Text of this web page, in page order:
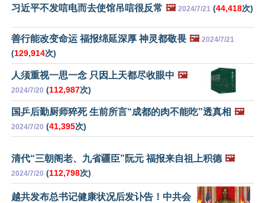
习近平不发唁电而去使馆吊唁很反常 🖼️ 2024/7/21 (44,418次)
善行能改变命运 福报绵延深厚 神灵都敬畏 🖼️ 2024/7/21
(129,914次)
人须重视一思一念 只因上天都尽收眼中 🖼️
2024/7/20 (112,987次)
国乒后勤厨师猝死 生前所言“成都的肉不能吃”透真相 🖼️
2024/7/20 (41,395次)
清代“三朝阁老、九省疆臣”阮元 福报来自祖上积德 🖼️
2024/7/20 (112,798次)
越共发布总书记健康状况后发讣告！中共会